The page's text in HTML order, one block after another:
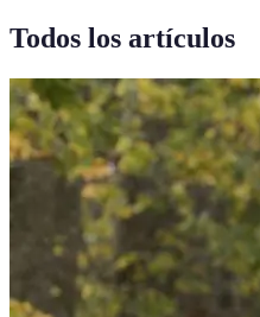
Todos los artículos